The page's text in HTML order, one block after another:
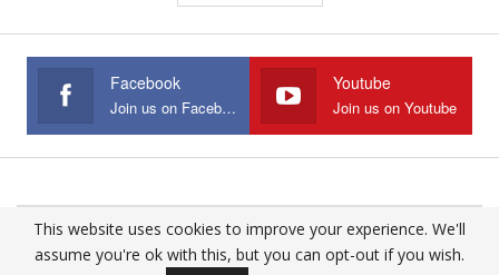
Facebook
Join us on Facebook
Youtube
Join us on Youtube
© 2025 - All Rights Reserved.
Website Design:
This website uses cookies to improve your experience. We'll
assume you're ok with this, but you can opt-out if you wish.